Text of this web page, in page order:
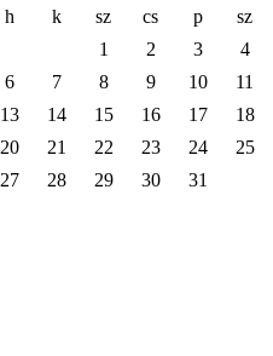
h
k sz cs p
sz
1
2 3
4
6
7 8 9 10
11
13
14 15 16 17
18
20
21 22 23 24
25
27
28 29 30 31